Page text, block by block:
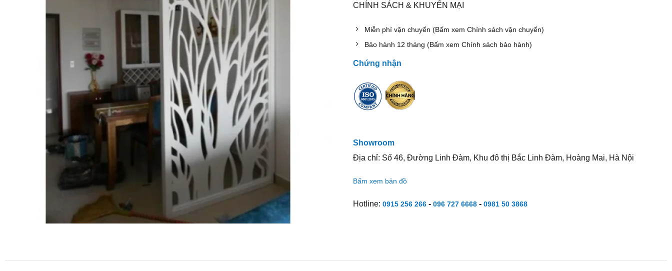
CHÍNH SÁCH & KHUYẾN MẠI
Miễn phí vận chuyển (Bấm xem Chính sách vận chuyển)
Bảo hành 12 tháng (Bấm xem Chính sách bảo hành)
Chứng nhận
Showroom
Địa chỉ: Số 46, Đường Linh Đàm, Khu đô thị Bắc Linh Đàm, Hoàng Mai, Hà Nội
Bấm xem bản đồ
Hotline: 0915 256 266- 096 727 6668- 0981 50 3868